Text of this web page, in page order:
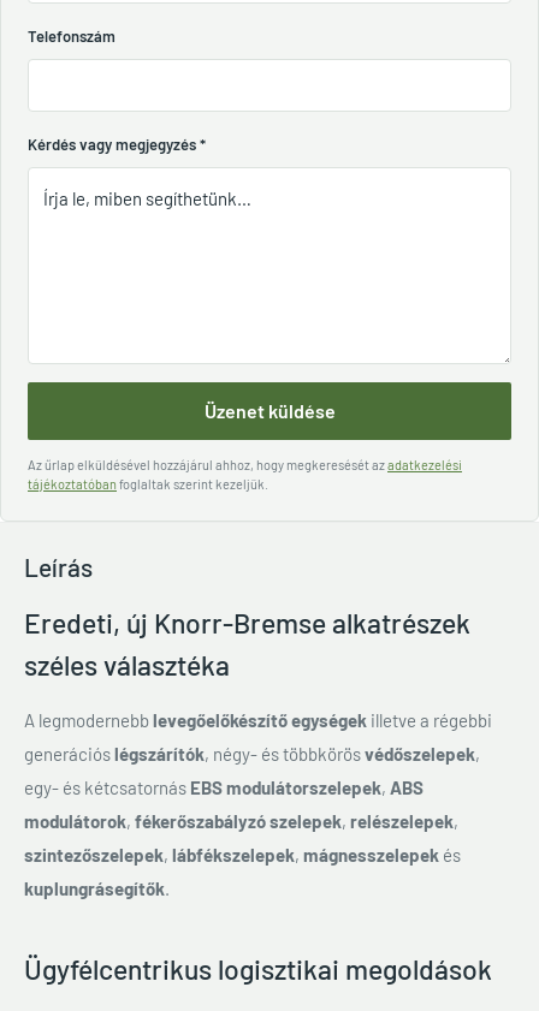
Telefonszám
Kérdés vagy megjegyzés*
Üzenet küldése
Az űrlap elküldésével hozzájárul ahhoz, hogy megkeresését azadatkezelési
tájékoztatóban foglaltak szerint kezeljük.
Leírás
Eredeti, új Knorr-Bremse alkatrészek
széles választéka
A legmodernebblevegőelőkészítő egységek illetve a régebbi
generációslégszárítók, négy- és többkörösvédőszelepek,
egy- és kétcsatornás EBS modulátorszelepek, ABS
modulátorok, fékerőszabályzó szelepek, relészelepek,
szintezőszelepek, lábfékszelepek, mágnesszelepek és
kuplungrásegítők.
Ügyfélcentrikus logisztikai megoldások